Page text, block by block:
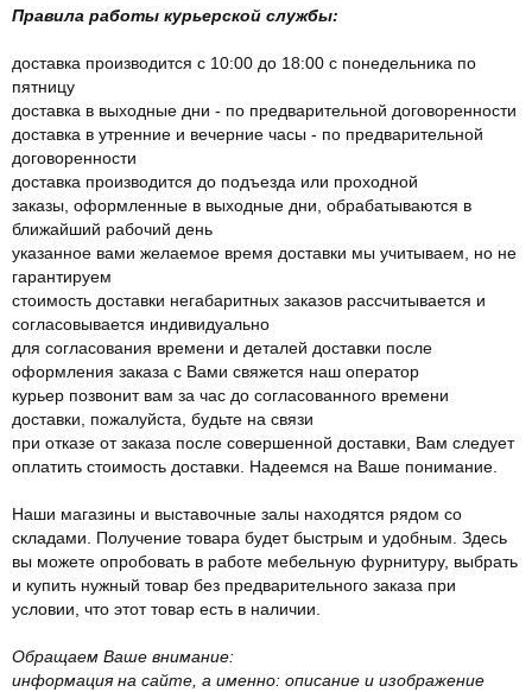
Правила работы курьерской службы:
доставка производится с 10:00 до 18:00 с понедельника по
пятницу
доставка в выходные дни - по предварительной договоренности
доставка в утренние и вечерние часы - по предварительной
договоренности
доставка производится до подъезда или проходной
заказы, оформленные в выходные дни, обрабатываются в
ближайший рабочий день
указанное вами желаемое время доставки мы учитываем, но не
гарантируем
стоимость доставки негабаритных заказов рассчитывается и
согласовывается индивидуально
для согласования времени и деталей доставки после
оформления заказа с Вами свяжется наш оператор
курьер позвонит вам за час до согласованного времени
доставки, пожалуйста, будьте на связи
при отказе от заказа после совершенной доставки, Вам следует
оплатить стоимость доставки. Надеемся на Ваше понимание.
Наши магазины и выставочные залы находятся рядом со
складами. Получение товара будет быстрым и удобным. Здесь
вы можете опробовать в работе мебельную фурнитуру, выбрать
и купить нужный товар без предварительного заказа при
условии, что этот товар есть в наличии.
Обращаем Ваше внимание:
информация на сайте, а именно: описание и изображение